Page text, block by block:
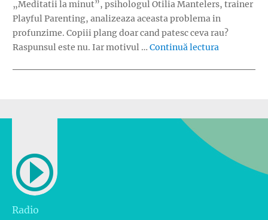
„Meditatii la minut”, psihologul Otilia Mantelers, trainer
Playful Parenting, analizeaza aceasta problema in
profunzime. Copiii plang doar cand patesc ceva rau?
Raspunsul este nu. Iar motivul … Continuă lectura
Radio